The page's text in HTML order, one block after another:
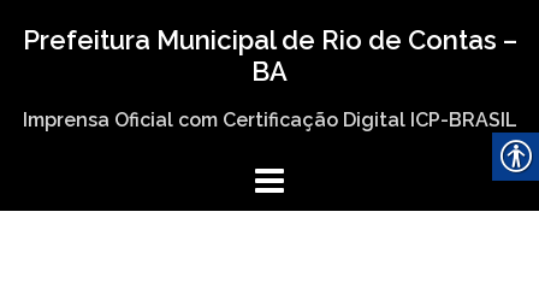
Prefeitura Municipal de Rio de Contas –
BA
Imprensa Oficial com Certificação Digital ICP-BRASIL